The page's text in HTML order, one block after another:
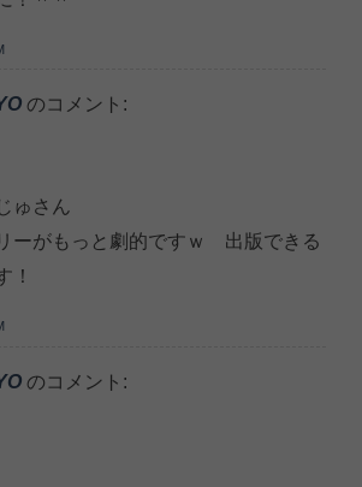
のコメント:
ゅさん
ーがもっと劇的ですｗ 出版できる
！
のコメント: